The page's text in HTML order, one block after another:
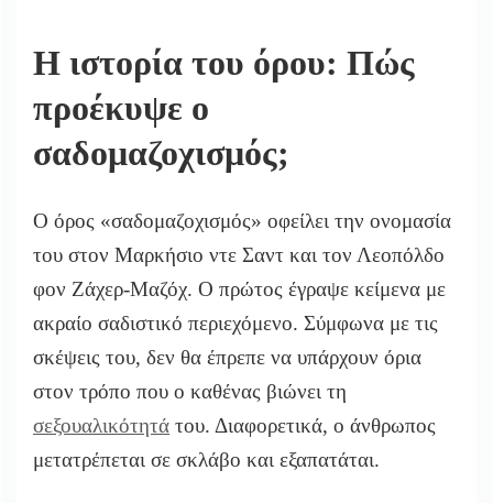
Η ιστορία του όρου: Πώς
προέκυψε ο
σαδομαζοχισμός;
Ο όρος «σαδομαζοχισμός» οφείλει την ονομασία
του στον Μαρκήσιο ντε Σαντ και τον Λεοπόλδο
φον Ζάχερ-Μαζόχ. Ο πρώτος έγραψε κείμενα με
ακραίο σαδιστικό περιεχόμενο. Σύμφωνα με τις
σκέψεις του, δεν θα έπρεπε να υπάρχουν όρια
στον τρόπο που ο καθένας βιώνει τη
σεξουαλικότητά του. Διαφορετικά, ο άνθρωπος
μετατρέπεται σε σκλάβο και εξαπατάται.